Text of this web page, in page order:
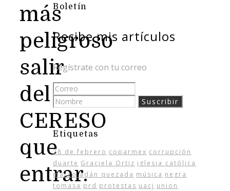
más
peligroso
salir
del
CERESO
que
entrar.
Boletín
Recibe mis artículos
Regístrate con tu correo
Etiquetas
28 de febrero coparmex corrupción
duarte Graciela Ortiz iglesia católica
marco adán quezada música negra
tomasa prd protestas uacj union